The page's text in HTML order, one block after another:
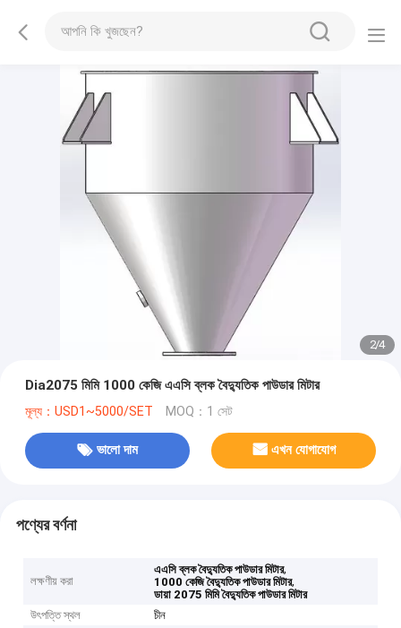
2/4
Dia2075 মিমি 1000 কেজি এএসি ব্লক বৈদ্যুতিক পাউডার মিটার
মূল্য：USD1~5000/SET MOQ：1 সেট
ভালো দাম এখন যোগাযোগ
পণ্যের বর্ণনা
লক্ষণীয় করা
এএসি ব্লক বৈদ্যুতিক পাউডার মিটার,
1000 কেজি বৈদ্যুতিক পাউডার মিটার,
ডায়া 2075 মিমি বৈদ্যুতিক পাউডার মিটার
উৎপত্তি স্থল
চীন